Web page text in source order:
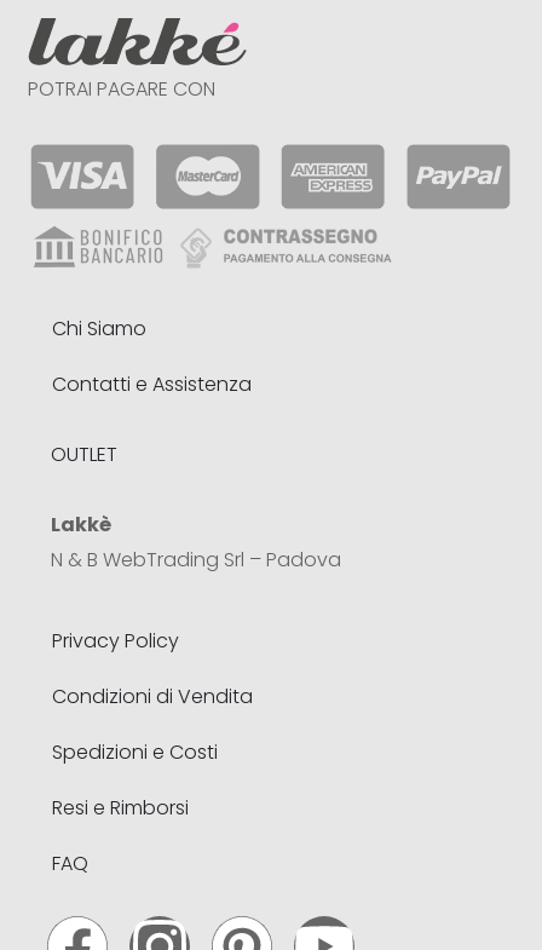
POTRAI PAGARE CON
Chi Siamo
Contatti e Assistenza
OUTLET
Lakkè
N & B WebTrading Srl – Padova
Privacy Policy
Condizioni di Vendita
Spedizioni e Costi
Resi e Rimborsi
FAQ